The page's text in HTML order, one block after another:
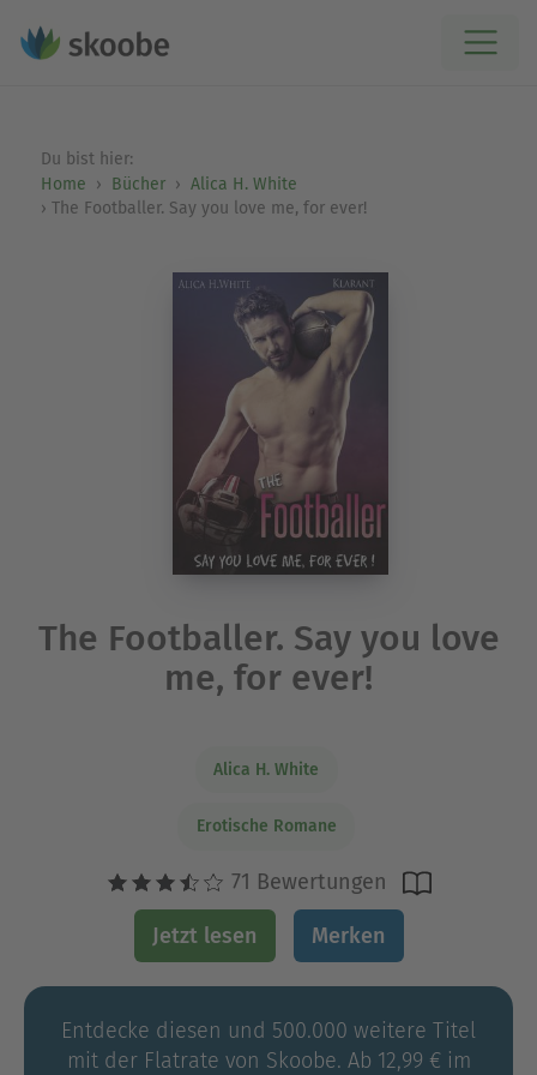
Du bist hier:
Home
Bücher
Alica H. White
The Footballer. Say you love me, for ever!
The Footballer. Say you love
me, for ever!
Alica H. White
Erotische Romane
71 Bewertungen
Jetzt lesen Merken
Entdecke diesen und 500.000 weitere Titel
mit der Flatrate von Skoobe. Ab 12,99 € im